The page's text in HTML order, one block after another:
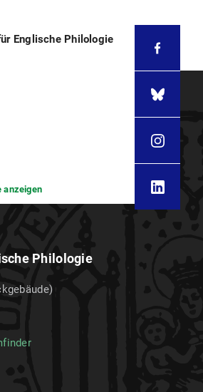
Englische Philologie
anzeigen
Philologie